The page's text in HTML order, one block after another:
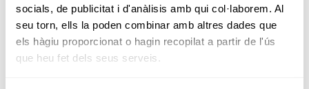
socials, de publicitat i d'anàlisis amb qui col·laborem. Al
seu torn, ells la poden combinar amb altres dades que
els hàgiu proporcionat o hagin recopilat a partir de l'ús
que heu fet dels seus serveis.
volver